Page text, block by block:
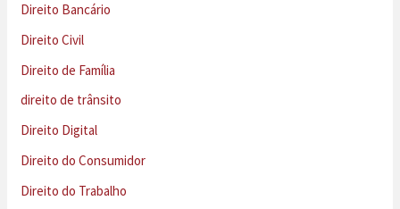
Direito Bancário
Direito Civil
Direito de Família
direito de trânsito
Direito Digital
Direito do Consumidor
Direito do Trabalho